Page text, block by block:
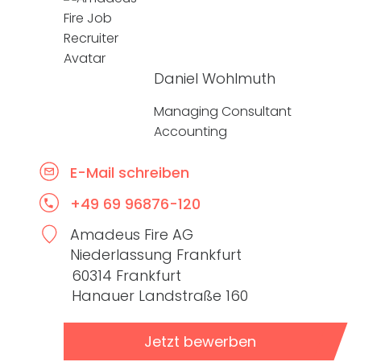
Daniel Wohlmuth
Managing Consultant
Accounting
E-Mail schreiben
+49 69 96876-120
Amadeus Fire AG
Niederlassung Frankfurt
60314 Frankfurt
Hanauer Landstraße 160
Jetzt bewerben